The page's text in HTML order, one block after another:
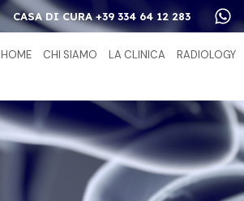
CASA DI CURA +39 334 64 12 283
HOME CHI SIAMO LA CLINICA RADIOLOGY